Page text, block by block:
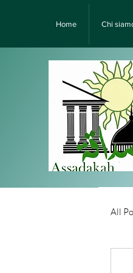
Home Chi
All